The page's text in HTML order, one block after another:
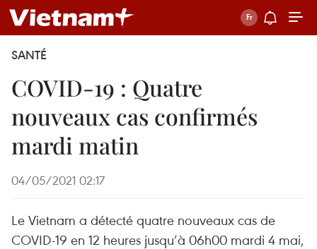
SANTÉ
COVID-19 : Quatre
nouveaux cas confirmés
mardi matin
04/05/2021 02:17
Le Vietnam a détecté quatre nouveaux cas de
COVID-19 en 12 heures jusqu’à 06h00 mardi 4 mai,